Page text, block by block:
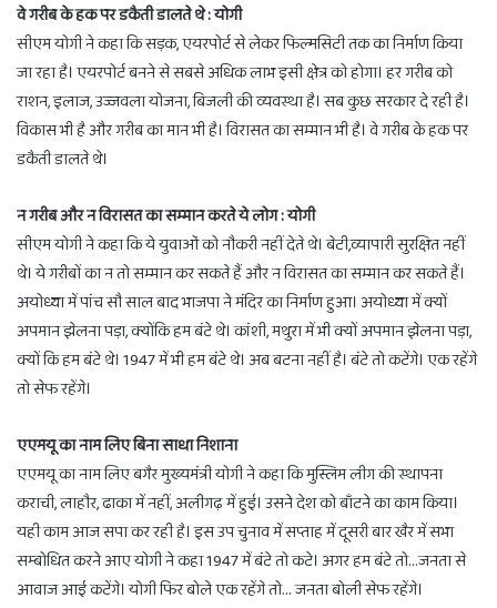
वे गरीब के हक पर डकैती डालते थे : योगी
सीएम योगी ने कहा कि सड़क, एयरपोर्ट से लेकर फिल्मसिटी तक का निर्माण किया
जा रहा है। एयरपोर्ट बनने से सबसे अधिक लाभ इसी क्षेत्र को होगा। हर गरीब को
राशन, इलाज, उज्जवला योजना, बिजली की व्यवस्था है। सब कुछ सरकार दे रही है।
विकास भी है और गरीब का मान भी है। विरासत का सम्मान भी है। वे गरीब के हक पर
डकैती डालते थे।
न गरीब और न विरासत का सम्मान करते ये लोग : योगी
सीएम योगी ने कहा कि ये युवाओं को नौकरी नहीं देते थे। बेटी,व्यापारी सुरक्षित नहीं
थे। ये गरीबों का न तो सम्मान कर सकते हैं और न विरासत का सम्मान कर सकते हैं।
अयोध्या में पांच सौ साल बाद भाजपा ने मंदिर का निर्माण हुआ। अयोध्या में क्यों
अपमान झेलना पड़ा, क्योंकि हम बंटे थे। कांशी, मथुरा में भी क्यों अपमान झेलना पड़ा,
क्यों कि हम बंटे थे। 1947 में भी हम बंटे थे। अब बटना नहीं है। बंटे तो कटेंगे। एक रहेंगे
तो सेफ रहेंगे।
एएमयू का नाम लिए बिना साधा निशाना
एएमयू का नाम लिए बगैर मुख्यमंत्री योगी ने कहा कि मुस्लिम लीग की स्थापना
कराची, लाहौर, ढाका में नहीं, अलीगढ़ में हुई। उसने देश को बाँटने का काम किया।
यही काम आज सपा कर रही है। इस उप चुनाव में सप्ताह में दूसरी बार खैर में सभा
सम्बोधित करने आए योगी ने कहा 1947 में बंटे तो कटे। अगर हम बंटे तो…जनता से
आवाज आई कटेंगे। योगी फिर बोले एक रहेंगे तो… जनता बोली सेफ रहेंगे।